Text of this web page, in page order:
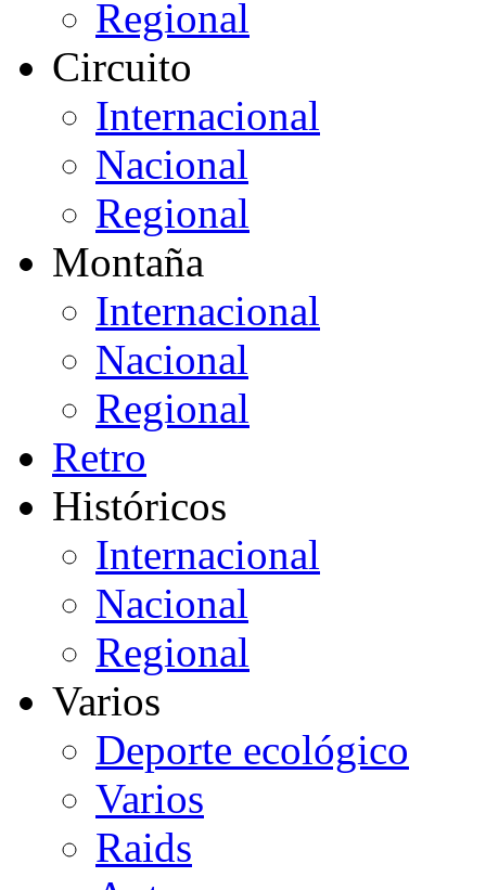
Regional
Circuito
Internacional
Nacional
Regional
Montaña
Internacional
Nacional
Regional
Retro
Históricos
Internacional
Nacional
Regional
Varios
Deporte ecológico
Varios
Raids